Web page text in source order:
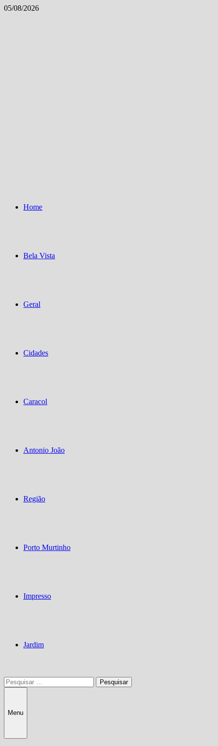
Skip
05/08/2026
Home
Bela Vista
Geral
Cidades
Caracol
Antonio João
Região
Porto Murtinho
Impresso
Jardim
Pesquisar
por:
Menu